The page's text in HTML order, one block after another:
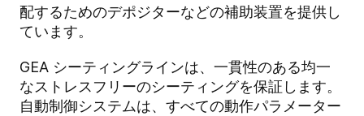
配するためのデポジターなどの補助装置を提供し
ています。
GEA シーティングラインは、一貫性のある均一
なストレスフリーのシーティングを保証します。
自動制御システムは、すべての動作パラメーター